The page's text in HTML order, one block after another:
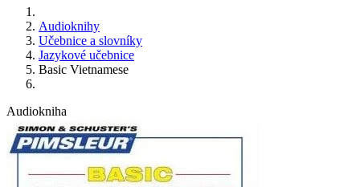
Audioknihy
Učebnice a slovníky
Jazykové učebnice
Basic Vietnamese
Audiokniha